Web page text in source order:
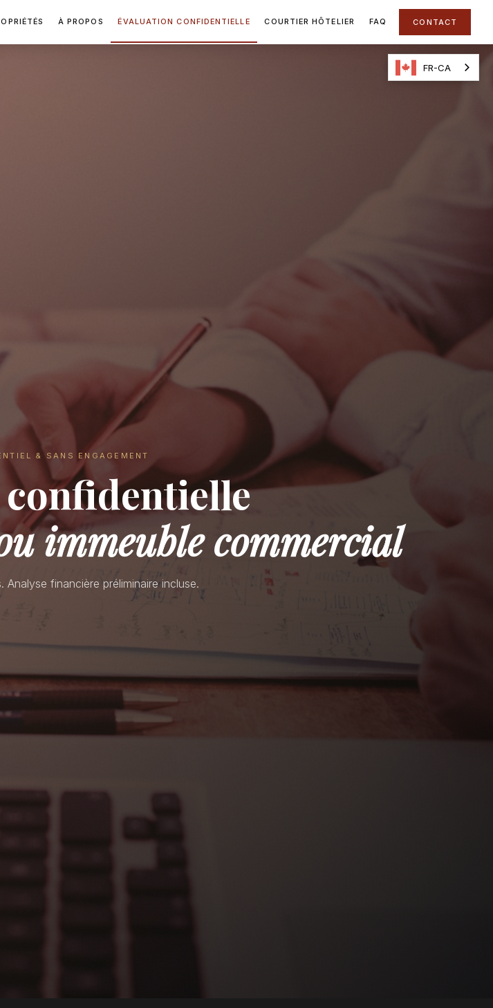
À PROPOS ÉVALUATION CONFIDENTIELLE COURTIER HÔTELIER FAQ CONTACT
& SANS ENGAGEMENT
immeuble commercial
Analyse financière préliminaire incluse.
FR-CA